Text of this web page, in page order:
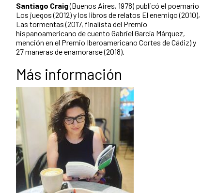
Santiago Craig(Buenos Aires, 1978) publicó el poemario
Los juegos (2012) y los libros de relatos El enemigo (2010),
Las tormentas (2017, finalista del Premio
hispanoamericano de cuento Gabriel García Márquez,
mención en el Premio Iberoamericano Cortes de Cádiz) y
27 maneras de enamorarse (2018).
Más información